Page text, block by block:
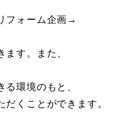
フォーム企画→
ます。また、
る環境のもと、
くことができます。